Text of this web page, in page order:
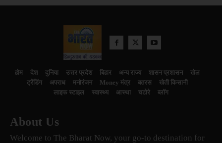
होम देश दुनिया उत्तर प्रदेश बिहार अन्य राज्य शासन प्रशासन
खेल
ट्रेंडिंग
अपराध मनोरंजन Money मंत्र बतरस
खेती किसानी
लाइफ स्टाइल
स्वास्थ्य आस्था चटोरे ब्लॉग
About Us
Welcome to The Bharat Now, your go-to destination for